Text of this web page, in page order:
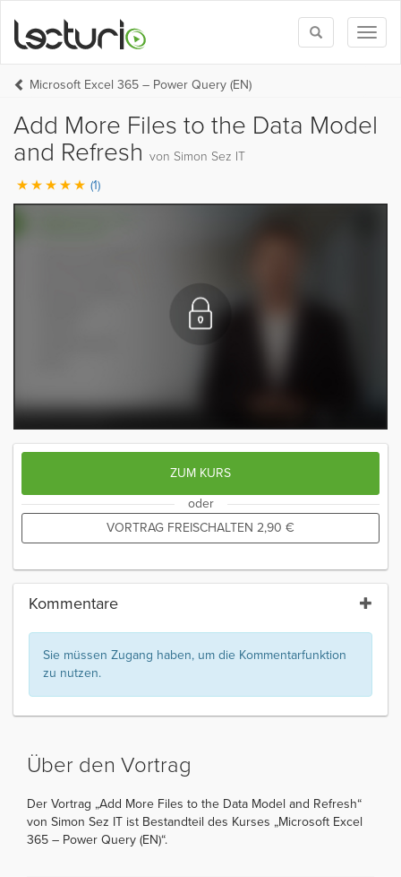
Toggle
search
Microsoft Excel 365 – Power Query (EN)
Add More Files to the Data Model
and Refresh von Simon Sez IT
(1)
ZUM KURS
oder
VORTRAG FREISCHALTEN 2,90 €
Kommentare
Sie müssen Zugang haben, um die Kommentarfunktion
zu nutzen.
Über den Vortrag
Der Vortrag „Add More Files to the Data Model and Refresh“
von Simon Sez IT ist Bestandteil des Kurses „Microsoft Excel
365 – Power Query (EN)“.